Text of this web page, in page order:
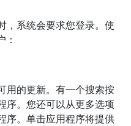
，系统会要求您登录。使
：
用的更新。有一个搜索按
序。您还可以从更多选项
序。单击应用程序将提供